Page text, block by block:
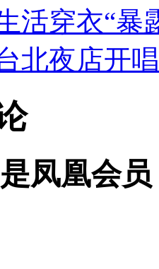
活穿衣“暴
北夜店开
凤凰会